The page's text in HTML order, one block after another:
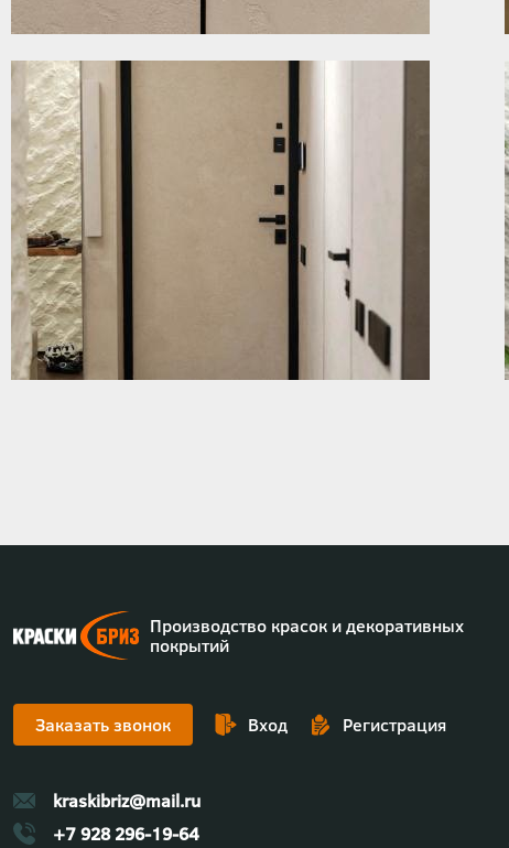
Производство красок и декоративных
покрытий
Заказать звонок Вход Регистрация
kraskibriz@mail.ru
+7 928 296-19-64